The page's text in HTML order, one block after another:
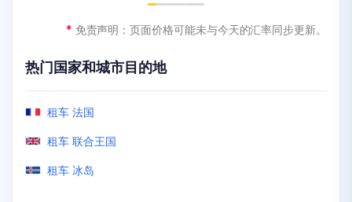
* 免责声明：页面价格可能未与今天的汇率同步更新。
热门国家和城市目的地
租车 马来西亚
租车 迪拜
租车 安曼
* 免责声明：页面价格可能未与今天的汇率同步更新。
热门国家和城市目的地
租车 墨尔本
租车 新西兰
租车 悉尼
* 免责声明：页面价格可能未与今天的汇率同步更新。
热门国家和城市目的地
租车 肯尼亚
租车 阿克拉
租车 埃及
* 免责声明：页面价格可能未与今天的汇率同步更新。
热门国家和城市目的地
租车 奥兰多
租车 洛杉矶
租车 拉斯维加斯
* 免责声明：页面价格可能未与今天的汇率同步更新。
热门国家和城市目的地
租车 圣胡安（路易斯·穆尼奥斯·马林国际机场）
租车 波多黎各
租车 阿鲁巴
* 免责声明：页面价格可能未与今天的汇率同步更新。
热门国家和城市目的地
租车 法国
租车 联合王国
租车 冰岛